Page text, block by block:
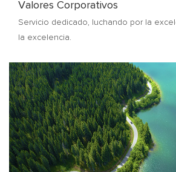
Valores Corporativos
Servicio dedicado, luchando por la
la excelencia.